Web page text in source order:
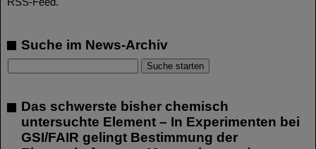
Suche im News-Archiv
Das schwerste bisher chemisch
untersuchte Element – In Experimenten bei
GSI/FAIR gelingt Bestimmung der